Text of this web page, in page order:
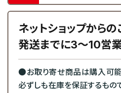
ネットショップから
発送までに3～10営業
●お取り寄せ商品は購入可能
必ずしも在庫を保証するもの